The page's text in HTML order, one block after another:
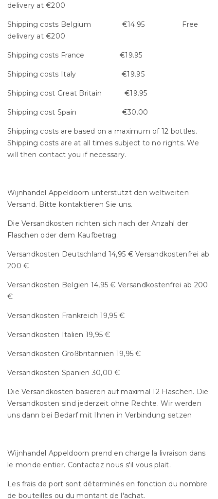
delivery at €200
Shipping costs Belgium €14.95 Free
delivery at €200
Shipping costs France €19.95
Shipping costs Italy €19.95
Shipping cost Great Britain €19.95
Shipping cost Spain €30.00
Shipping costs are based on a maximum of 12 bottles.
Shipping costs are at all times subject to no rights. We
will then contact you if necessary.
Wijnhandel Appeldoorn unterstützt den weltweiten
Versand. Bitte kontaktieren Sie uns.
Die Versandkosten richten sich nach der Anzahl der
Flaschen oder dem Kaufbetrag.
Versandkosten Deutschland 14,95 € Versandkostenfrei ab
200 €
Versandkosten Belgien 14,95 € Versandkostenfrei ab 200
€
Versandkosten Frankreich 19,95 €
Versandkosten Italien 19,95 €
Versandkosten Großbritannien 19,95 €
Versandkosten Spanien 30,00 €
Die Versandkosten basieren auf maximal 12 Flaschen. Die
Versandkosten sind jederzeit ohne Rechte. Wir werden
uns dann bei Bedarf mit Ihnen in Verbindung setzen
Wijnhandel Appeldoorn prend en charge la livraison dans
le monde entier. Contactez nous s'il vous plait.
Les frais de port sont déterminés en fonction du nombre
de bouteilles ou du montant de l'achat.